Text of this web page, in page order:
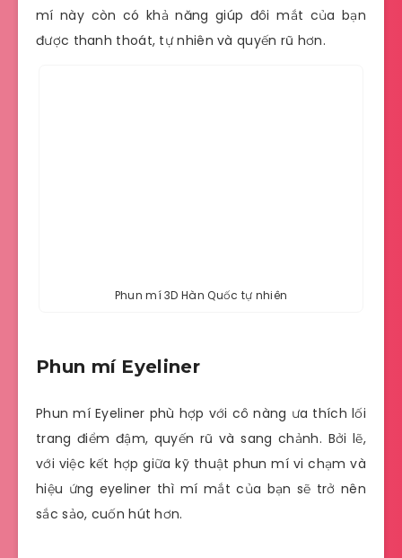
mí này còn có khả năng giúp đôi mắt của bạn
được thanh thoát, tự nhiên và quyến rũ hơn.
Phun mí 3D Hàn Quốc tự nhiên
Phun mí Eyeliner
Phun mí Eyeliner phù hợp với cô nàng ưa thích lối
trang điểm đậm, quyến rũ và sang chảnh. Bởi lẽ,
với việc kết hợp giữa kỹ thuật phun mí vi chạm và
hiệu ứng eyeliner thì mí mắt của bạn sẽ trở nên
sắc sảo, cuốn hút hơn.